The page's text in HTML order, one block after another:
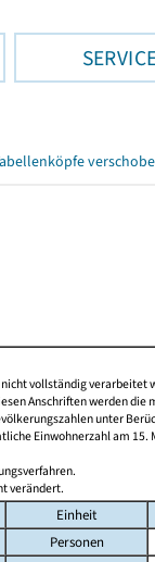
vollständig verarbeitet
Anschriften werden die
unter
Einwohnerzahl am
verändert.
Einheit
Personen